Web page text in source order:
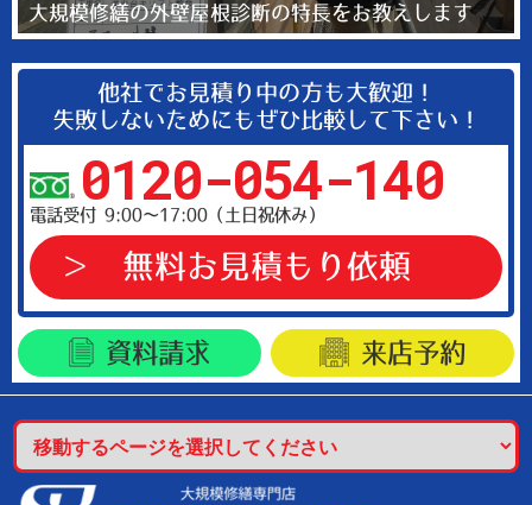
大規模修繕の外壁屋根診断の特長をお教えします
他社でお見積り中の方も大歓迎！
失敗しないためにもぜひ比較して下さい！
0120-054-140
電話受付 9:00～17:00（土日祝休み）
無料お見積もり依頼
資料請求 来店予約